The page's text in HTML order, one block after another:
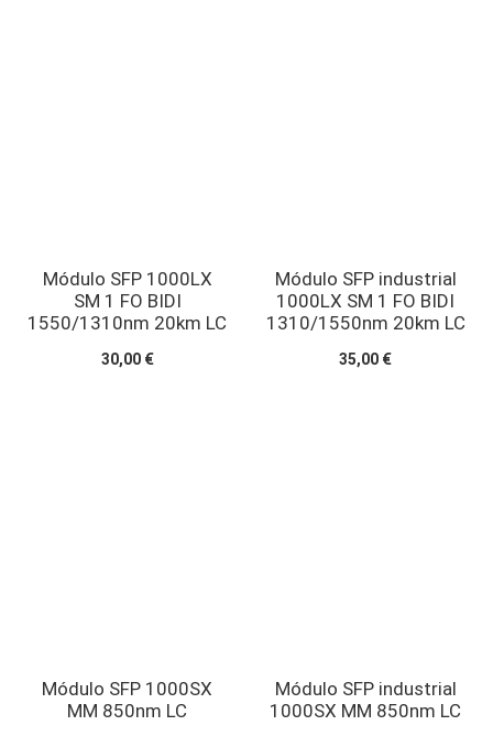
Módulo SFP 1000LX
SM 1 FO BIDI
1550/1310nm 20km LC
30,00 €
Módulo SFP industrial
1000LX SM 1 FO BIDI
1310/1550nm 20km LC
35,00 €
Módulo SFP 1000SX
MM 850nm LC
Módulo SFP industrial
1000SX MM 850nm LC